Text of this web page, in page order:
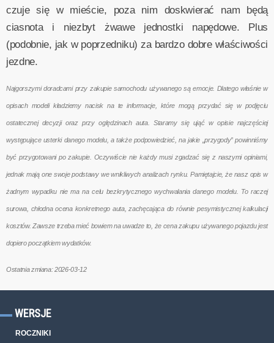
czuje się w mieście, poza nim doskwierać nam będą
ciasnota i niezbyt żwawe jednostki napędowe. Plus
(podobnie, jak w poprzedniku) za bardzo dobre właściwości
jezdne.
Najgorszymi doradcami przy zakupie samochodu używanego są emocje. Dlatego właśnie w
opisach modeli kładziemy nacisk na te informacje, które mogą przydać się w podjęciu
ostatecznej decyzji oraz przy oględzinach auta. Staramy się ująć w opisie najczęściej
występujące usterki danego modelu, a także podpowiedzieć, na jakie „przygody” powinniśmy
być przygotowani po zakupie. Oczywiście nie każdy musi zgadzać się z naszymi opiniami,
jednak mają one swoje podstawy we wnikliwych analizach rynku. Pamiętajcie, że nasz opis w
żadnym wypadku nie ma na celu bezkrytycznego wychwalania danego modelu. To raczej
surowa, chłodna ocena konkretnego auta, zachęcająca do równie pesymistycznej kalkulacji
kosztów. Zawsze trzeba mieć bowiem na uwadze to, że cena zakupu używanego pojazdu jest
dopiero początkiem wydatków.
Ostatnia zmiana: 2026-03-12
WERSJE
ROCZNIKI